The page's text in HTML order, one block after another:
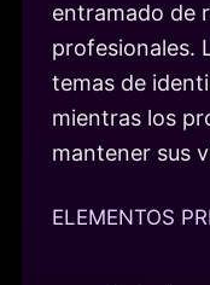
entramado de
profesionales.
temas de
mientras los
mantener sus
ELEMENTOS